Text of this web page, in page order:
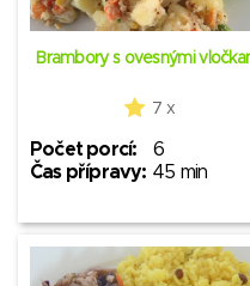
Brambory s ovesnými
7 x
Počet porcí:
6
Čas přípravy: 45 min